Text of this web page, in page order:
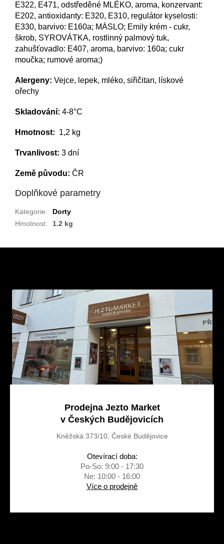
E322, E471, odstředěné MLÉKO, aroma, konzervant:
E202, antioxidanty: E320, E310, regulátor kyselosti:
E330, barvivo: E160a; MÁSLO; Emily krém - cukr,
škrob, SYROVÁTKA, rostlinný palmový tuk,
zahušťovadlo: E407, aroma, barvivo: 160a; cukr
moučka; rumové aroma;)
Alergeny: Vejce, lepek, mléko, siřičitan, lískové
ořechy
Skladování: 4-8°C
Hmotnost: 1,2 kg
Trvanlivost: 3 dní
Země původu: ČR
Doplňkové parametry
Kategorie:
Dorty
Hmotnost: 1.2 kg
Prodejna Jezto Market
v Českých Budějovicích
Kněžská 373/10, České Budějovice
Otevírací doba:
Po-So: 9:00 - 17:30
Ne: 10:00 - 16:00
Více o prodejně